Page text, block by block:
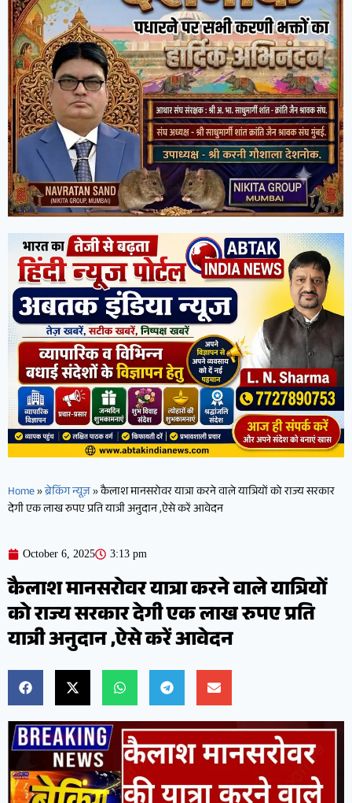
Home»ब्रेकिंग न्यूज़»कैलाश मानसरोवर यात्रा करने वाले यात्रियों को राज्य सरकार
देगी एक लाख रुपए प्रति यात्री अनुदान ,ऐसे करें आवेदन
October 6, 2025 3:13 pm
कैलाश मानसरोवर यात्रा करने वाले यात्रियों
को राज्य सरकार देगी एक लाख रुपए प्रति
यात्री अनुदान ,ऐसे करें आवेदन